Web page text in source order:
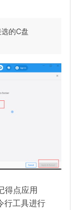
的C盘
得点应用
行工具进行